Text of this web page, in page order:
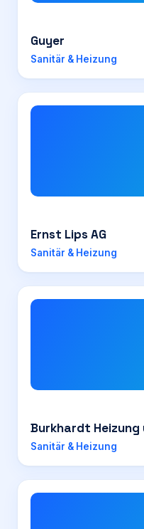
Guyer
Sanitär & Heizung
Ernst Lips AG
Sanitär & Heizung
Burkhardt
Sanitär & Heizung